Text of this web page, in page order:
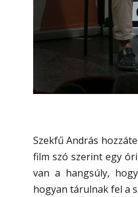
Szekfű András
film szó szerint egy
van a hangsúly,
hogyan tárulnak fel a